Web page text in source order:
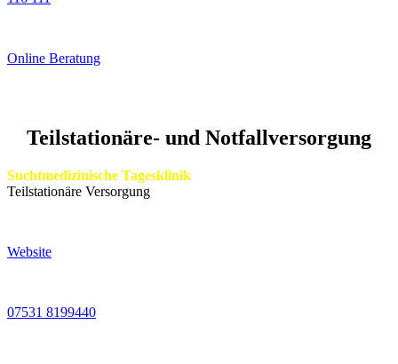
Online Beratung
Teilstationäre- und Notfallversorgung
Suchtmedizinische Tagesklinik
Teilstationäre Versorgung
Website
07531 8199440